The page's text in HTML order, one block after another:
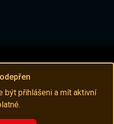
být přihlášeni a mít aktivní